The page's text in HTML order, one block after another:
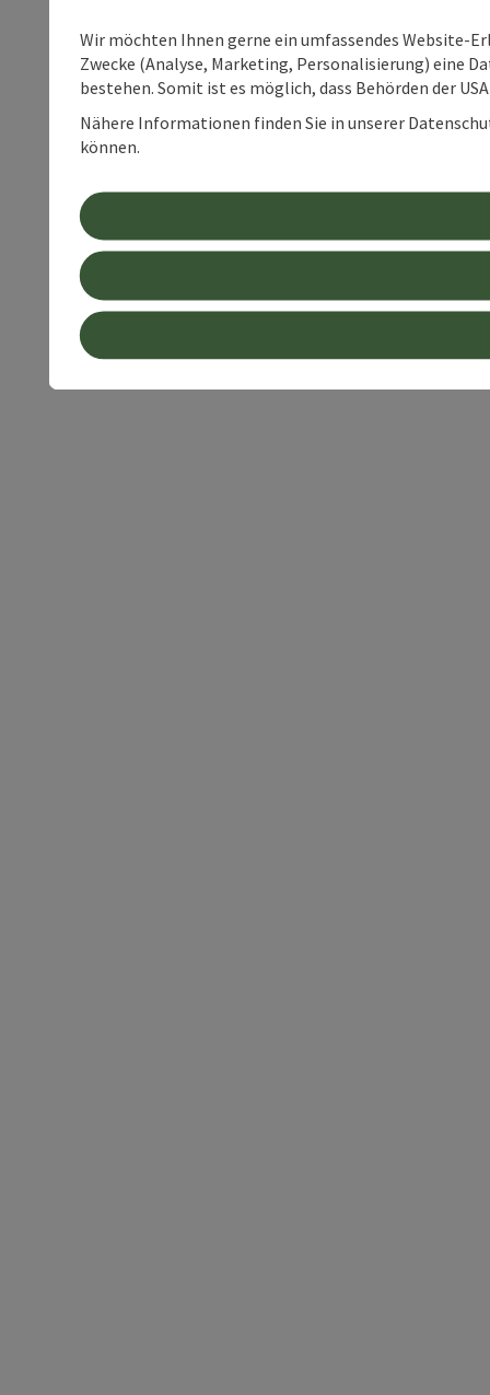
Wir möchten Ihnen gerne ein umfassendes Website-
Zwecke (Analyse, Marketing, Personalisierung) eine
bestehen. Somit ist es möglich, dass Behörden der
Nähere Informationen finden Sie in unserer
können.